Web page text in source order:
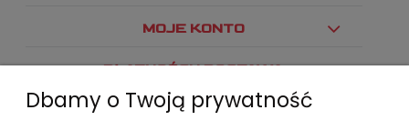
MOJE KONTO
PŁATNOŚCI I DOSTAWA
INFORMACJE
Dbamy o Twoją prywatność